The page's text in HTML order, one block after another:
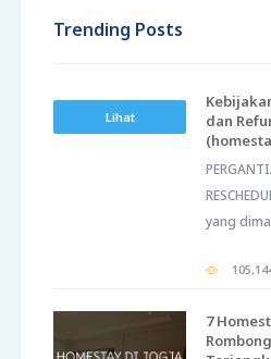
Trending Posts
Lihat
dan
yang
7